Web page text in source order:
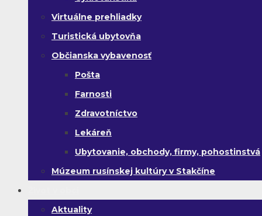
Virtuálne prehliadky
Turistická ubytovňa
Občianska vybavenosť
Pošta
Farnosti
Zdravotníctvo
Lekáreň
Ubytovanie, obchody, firmy, pohostinstvá
Múzeum rusínskej kultúry v Stakčíne
Aktuality